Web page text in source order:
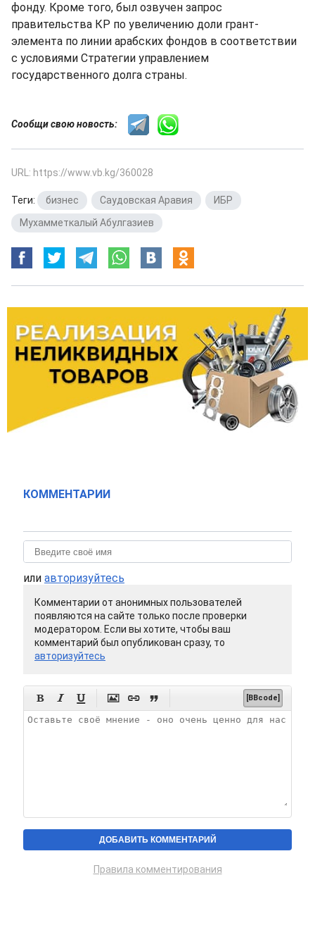
фонду. Кроме того, был озвучен запрос
правительства КР по увеличению доли грант-
элемента по линии арабских фондов в соответствии
с условиями Стратегии управлением
государственного долга страны.
Сообщи свою новость:
URL: https://www.vb.kg/360028
Теги: бизнес Саудовская Аравия ИБР
Мухамметкалый Абулгазиев
КОММЕНТАРИИ
или авторизуйтесь
Комментарии от анонимных пользователей
появляются на сайте только после проверки
модератором. Если вы хотите, чтобы ваш
комментарий был опубликован сразу, то
авторизуйтесь
      [BBcode]
Правила комментирования